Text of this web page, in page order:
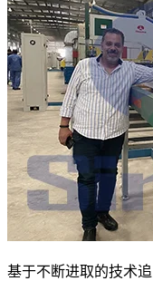
基于不断进取的技术追